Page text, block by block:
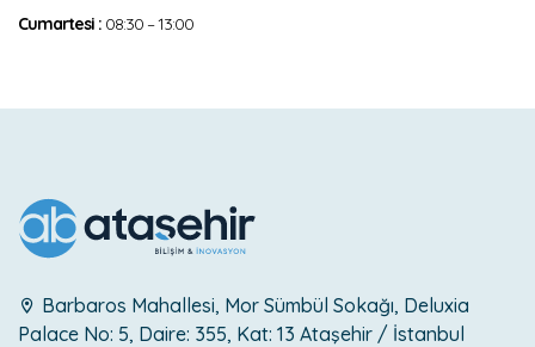
Cumartesi : 08:30 – 13:00
Barbaros Mahallesi, Mor Sümbül Sokağı, Deluxia
Palace No: 5, Daire: 355, Kat: 13 Ataşehir / İstanbul